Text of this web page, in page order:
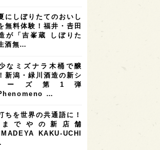
神奈川県 4
大阪府 3
2 アジア 2
静岡県 1 長崎県
ル 1 カナダ 1
島県
にしぼりたてのおいし
無料体験！福井・𠮷田
が「吉峯蔵 しぼりた
酒無…
なミズナラ木桶で醸
新潟・緑川酒造の新シ
ーズ第1弾
Phenomeno …
ちを世界の共通語に！
までやの新店舗
KAKU-UCHI